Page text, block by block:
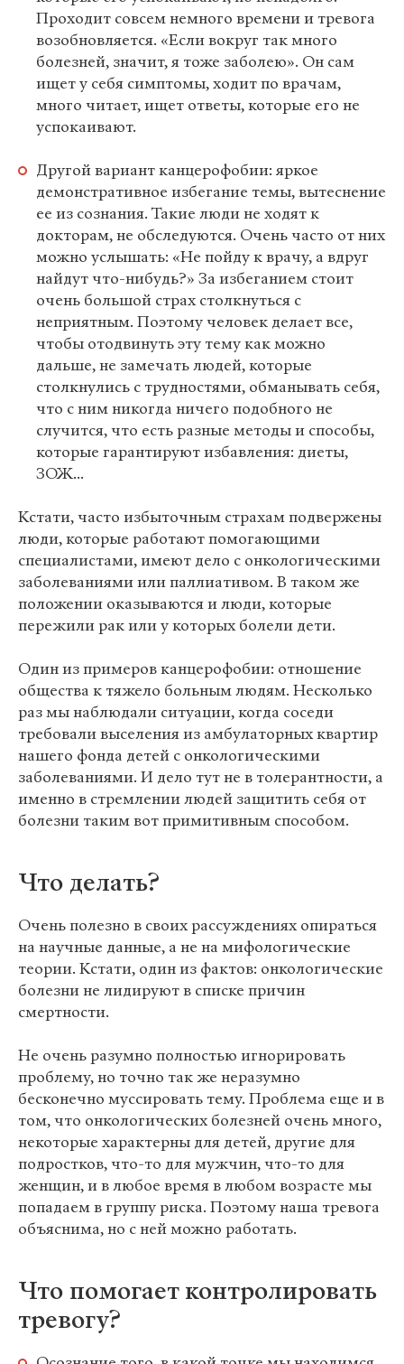
Проходит совсем немного времени и тревога
возобновляется. «Если вокруг так много
болезней, значит, я тоже заболею». Он сам
ищет у себя симптомы, ходит по врачам,
много читает, ищет ответы, которые его не
успокаивают.
Другой вариант канцерофобии: яркое
демонстративное избегание темы, вытеснение
ее из сознания. Такие люди не ходят к
докторам, не обследуются. Очень часто от них
можно услышать: «Не пойду к врачу, а вдруг
найдут что-нибудь?» За избеганием стоит
очень большой страх столкнуться с
неприятным. Поэтому человек делает все,
чтобы отодвинуть эту тему как можно
дальше, не замечать людей, которые
столкнулись с трудностями, обманывать себя,
что с ним никогда ничего подобного не
случится, что есть разные методы и способы,
которые гарантируют избавления: диеты,
ЗОЖ...
Кстати, часто избыточным страхам подвержены
люди, которые работают помогающими
специалистами, имеют дело с онкологическими
заболеваниями или паллиативом. В таком же
положении оказываются и люди, которые
пережили рак или у которых болели дети.
Один из примеров канцерофобии: отношение
общества к тяжело больным людям. Несколько
раз мы наблюдали ситуации, когда соседи
требовали выселения из амбулаторных квартир
нашего фонда детей с онкологическими
заболеваниями. И дело тут не в толерантности, а
именно в стремлении людей защитить себя от
болезни таким вот примитивным способом.
Что делать?
Очень полезно в своих рассуждениях опираться
на научные данные, а не на мифологические
теории. Кстати, один из фактов: онкологические
болезни не лидируют в списке причин
смертности.
Не очень разумно полностью игнорировать
проблему, но точно так же неразумно
бесконечно муссировать тему. Проблема еще и в
том, что онкологических болезней очень много,
некоторые характерны для детей, другие для
подростков, что-то для мужчин, что-то для
женщин, и в любое время в любом возрасте мы
попадаем в группу риска. Поэтому наша тревога
объяснима, но с ней можно работать.
Что помогает контролировать
тревогу?